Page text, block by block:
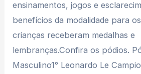
ensinamentos, jogos e
benefícios da modalidade para
crianças receberam medalhas e
lembranças.Confira os pódios.
Masculino1° Leonardo Le